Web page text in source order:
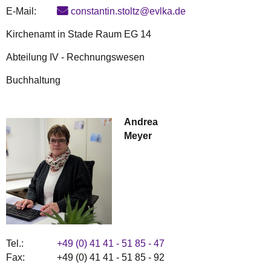
E-Mail: constantin.stoltz@evlka.de
Kirchenamt in Stade Raum EG 14
Abteilung IV - Rechnungswesen
Buchhaltung
Andrea
Meyer
Tel.:
+49 (0) 41 41 - 51 85 - 47
Fax:
+49 (0) 41 41 - 51 85 - 92